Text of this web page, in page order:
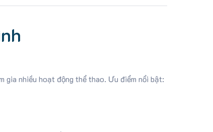
gia nhiều hoạt động thể thao. Ưu điểm nổi bật: